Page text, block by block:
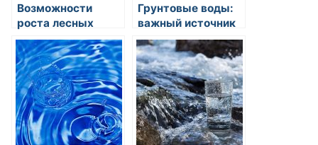
Возможности
роста лесных
насаждений около
водных
источников
Грунтовые воды:
важный источник
пресной воды для
питья и орошения